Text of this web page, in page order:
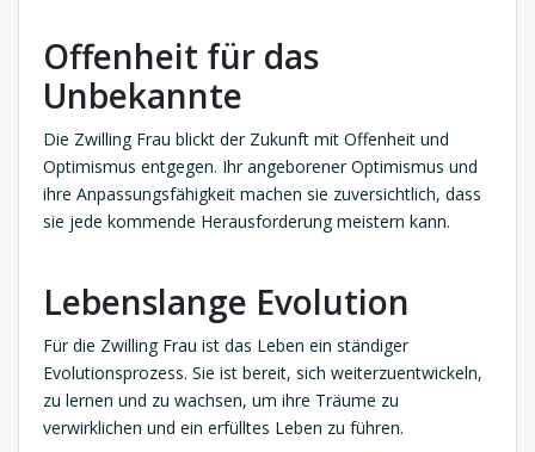
Offenheit für das
Unbekannte
Die Zwilling Frau blickt der Zukunft mit Offenheit und
Optimismus entgegen. Ihr angeborener Optimismus und
ihre Anpassungsfähigkeit machen sie zuversichtlich, dass
sie jede kommende Herausforderung meistern kann.
Lebenslange Evolution
Für die Zwilling Frau ist das Leben ein ständiger
Evolutionsprozess. Sie ist bereit, sich weiterzuentwickeln,
zu lernen und zu wachsen, um ihre Träume zu
verwirklichen und ein erfülltes Leben zu führen.